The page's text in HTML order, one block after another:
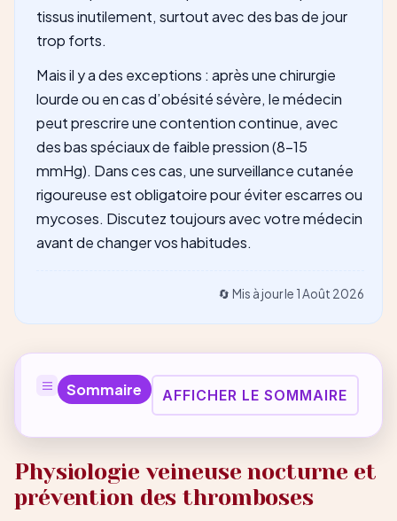
tissus inutilement, surtout avec des bas de jour
trop forts.
Mais il y a des exceptions : après une chirurgie
lourde ou en cas d’obésité sévère, le médecin
peut prescrire une contention continue, avec
des bas spéciaux de faible pression (8-15
mmHg). Dans ces cas, une surveillance cutanée
rigoureuse est obligatoire pour éviter escarres ou
mycoses. Discutez toujours avec votre médecin
avant de changer vos habitudes.
🔄 Mis à jour le 1 Août 2026
Sommaire AFFICHER LE SOMMAIRE
Physiologie veineuse nocturne et
prévention des thromboses